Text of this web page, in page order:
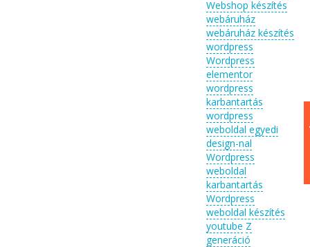
Webshop készítés
webáruház
webáruház készítés
wordpress
Wordpress
elementor
wordpress
karbantartás
wordpress
weboldal egyedi
design-nal
Wordpress
weboldal
karbantartás
Wordpress
weboldal készítés
youtube Z
generáció